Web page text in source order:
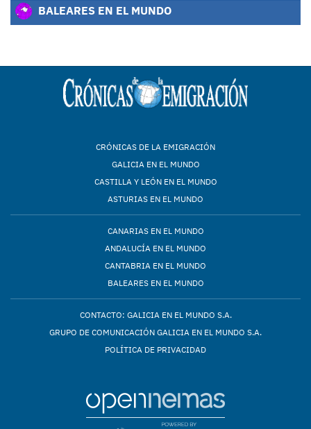
BALEARES EN EL MUNDO
CRÓNICAS DE LA EMIGRACIÓN
GALICIA EN EL MUNDO
CASTILLA Y LEÓN EN EL MUNDO
ASTURIAS EN EL MUNDO
CANARIAS EN EL MUNDO
ANDALUCÍA EN EL MUNDO
CANTABRIA EN EL MUNDO
BALEARES EN EL MUNDO
CONTACTO: GALICIA EN EL MUNDO S.A.
GRUPO DE COMUNICACIÓN GALICIA EN EL MUNDO S.A.
POLÍTICA DE PRIVACIDAD